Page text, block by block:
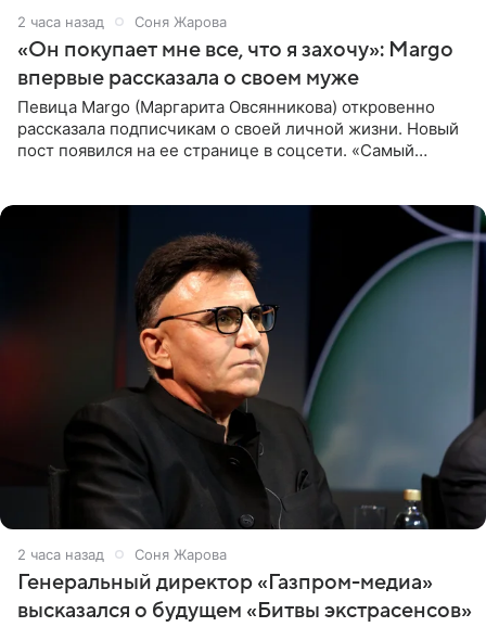
2 часа назад Соня Жарова
«Он покупает мне все, что я захочу»: Margo
впервые рассказала о своем муже
Певица Margo (Маргарита Овсянникова) откровенно
рассказала подписчикам о своей личной жизни. Новый
пост появился на ее странице в соцсети. «Самый
2 часа назад Соня Жарова
Генеральный директор «Газпром-медиа»
высказался о будущем «Битвы экстрасенсов»